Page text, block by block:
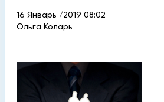
16 Январь /2019 08:02
Ольга Коларь